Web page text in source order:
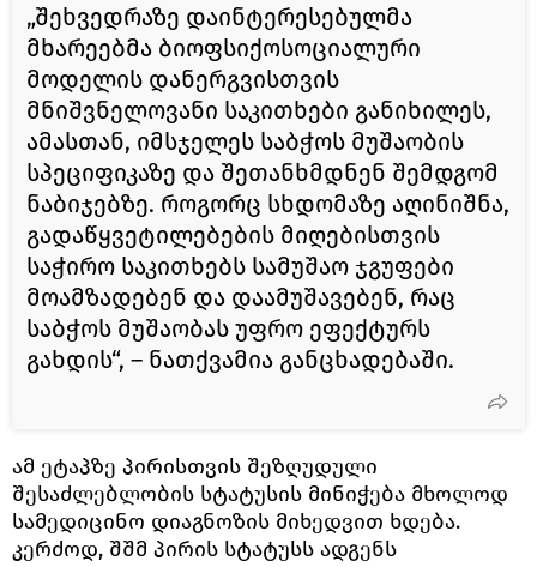
„შეხვედრაზე დაინტერესებულმა
მხარეებმა ბიოფსიქოსოციალური
მოდელის დანერგვისთვის
მნიშვნელოვანი საკითხები განიხილეს,
ამასთან, იმსჯელეს საბჭოს მუშაობის
სპეციფიკაზე და შეთანხმდნენ შემდგომ
ნაბიჯებზე. როგორც სხდომაზე აღინიშნა,
გადაწყვეტილებების მიღებისთვის
საჭირო საკითხებს სამუშაო ჯგუფები
მოამზადებენ და დაამუშავებენ, რაც
საბჭოს მუშაობას უფრო ეფექტურს
გახდის“, – ნათქვამია განცხადებაში.
ამ ეტაპზე პირისთვის შეზღუდული
შესაძლებლობის სტატუსის მინიჭება მხოლოდ
სამედიცინო დიაგნოზის მიხედვით ხდება.
კერძოდ, შშმ პირის სტატუსს ადგენს